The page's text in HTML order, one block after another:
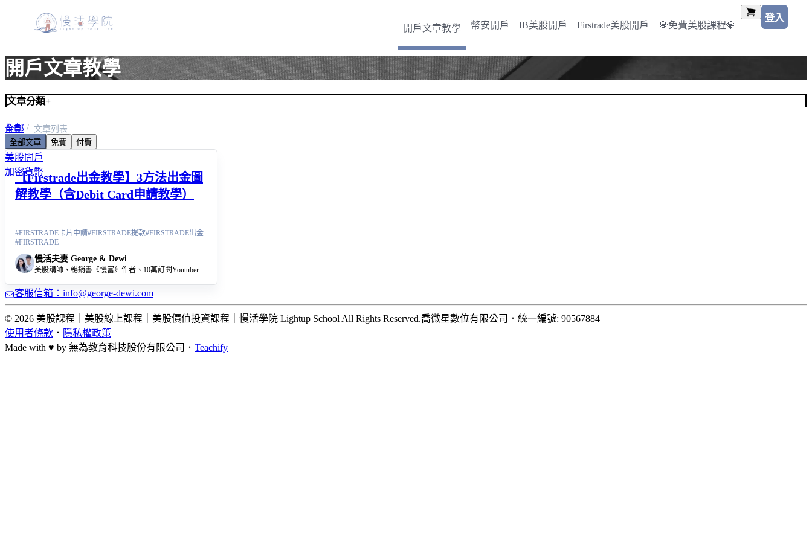
開戶文章教學 幣安開戶 IB美股開戶 Firstrade美股開戶 💎免費美股課程💎
登入
開戶文章教學
文章分類+
全部
美股入門
美股開戶
加密貨幣
首頁
文章列表
全部文章
免費 付費
【Firstrade出金教學】3方法出金圖
解教學（含Debit Card申請教學）
#FIRSTRADE卡片申請#FIRSTRADE提款#FIRSTRADE出金
#FIRSTRADE
慢活夫妻 George & Dewi
美股講師、暢銷書《慢富》作者、10萬訂閱Youtuber
客服信箱：info@george-dewi.com
© 2026 美股課程｜美股線上課程｜美股價值投資課程｜慢活學院 Lightup School All Rights Reserved.喬微星數位有限公司 ． 統一編號: 90567884
使用者條款 ． 隱私權政策
Made with ♥ by 無為教育科技股份有限公司． Teachify